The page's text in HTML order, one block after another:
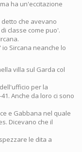
ha un'eccitazione
che avevano
classe come puo'.
Sircana neanche lo
villa sul Garda col
per la
Anche da loro ci sono
e Gabbana nel quale
Dicevano che il
le dita a